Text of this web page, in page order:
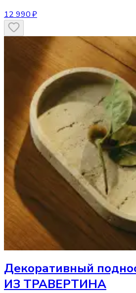
12 990 ₽
Декоративный
ИЗ ТРАВЕРТИНА